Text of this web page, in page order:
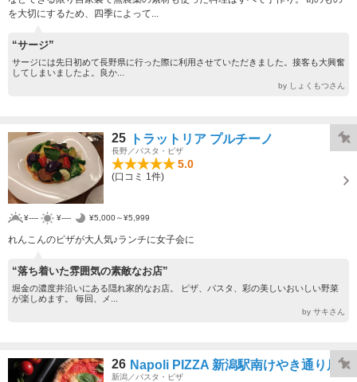
を大切にするため、四季によって...
“サージ”
サージには先日初めて長野県に行った際に利用させていただきました。接客も大興奮
してしまいましたよ。良か...
by しょくもつさん
25 トラットリア プルチーノ
長野／パスタ・ピザ
5.0
(口コミ 1件)
¥---- ¥---- ¥5,000～¥5,999
れんこんのピザが大人気♪ランチに女子会に
“落ち着いた雰囲気の素敵なお店”
堀金の濃度井沿いにある隠れ家的なお店。 ピザ、パスタ、彩の美しいおいしい野菜
が楽しめます。 毎回、メ...
by サキさん
26 Napoli PIZZA 新潟駅南けやき通り店
新潟／パスタ・ピザ